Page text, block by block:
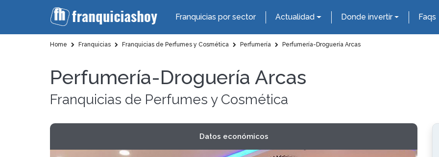
Franquicias por sector Actualidad Donde invertir Faqs
Home Franquicias Franquicias de Perfumes y Cosmética Perfumería Perfumería-Droguería Arcas
Perfumería-Droguería Arcas
Franquicias de Perfumes y Cosmética
Datos económicos